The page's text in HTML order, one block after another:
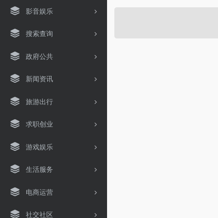
影音娱乐
搜索查询
政府公共
新闻资讯
旅游出行
求职创业
游戏娱乐
生活服务
电商运营
社交社区